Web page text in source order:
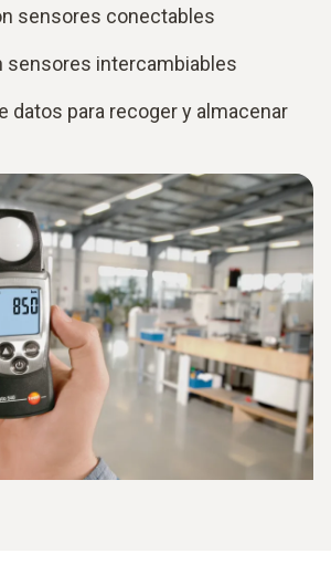
sensores conectables
sensores intercambiables
datos para recoger y almacenar